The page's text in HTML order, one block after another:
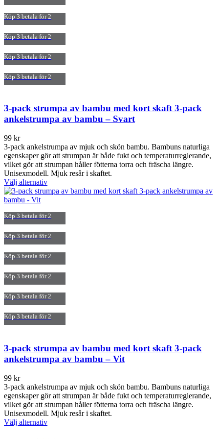
olika
alternativen
kan
på
produktsidan
Köp 3 betala för 2
Köp 3 betala för 2
Köp 3 betala för 2
Köp 3 betala för 2
3-pack strumpa av bambu med kort skaft 3-pack
ankelstrumpa av bambu – Svart
99 kr
3-pack ankelstrumpa av mjuk och skön bambu. Bambuns naturliga
egenskaper gör att strumpan är både fukt och temperaturreglerande,
vilket gör att strumpan håller fötterna torra och fräscha längre.
Unisexmodell. Mjuk resår i skaftet.
Välj alternativDen
här
flera
varianter.
De
olika
alternativen
kan
på
produktsidan
Köp 3 betala för 2
Köp 3 betala för 2
Köp 3 betala för 2
Köp 3 betala för 2
Köp 3 betala för 2
Köp 3 betala för 2
3-pack strumpa av bambu med kort skaft 3-pack
ankelstrumpa av bambu – Vit
99 kr
3-pack ankelstrumpa av mjuk och skön bambu. Bambuns naturliga
egenskaper gör att strumpan är både fukt och temperaturreglerande,
vilket gör att strumpan håller fötterna torra och fräscha längre.
Unisexmodell. Mjuk resår i skaftet.
Välj alternativDen